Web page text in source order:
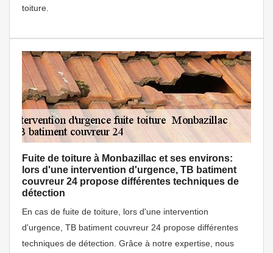
toiture.
Fuite de toiture à Monbazillac et ses environs:
lors d'une intervention d'urgence, TB batiment
couvreur 24 propose différentes techniques de
détection
En cas de fuite de toiture, lors d'une intervention
d'urgence, TB batiment couvreur 24 propose différentes
techniques de détection. Grâce à notre expertise, nous